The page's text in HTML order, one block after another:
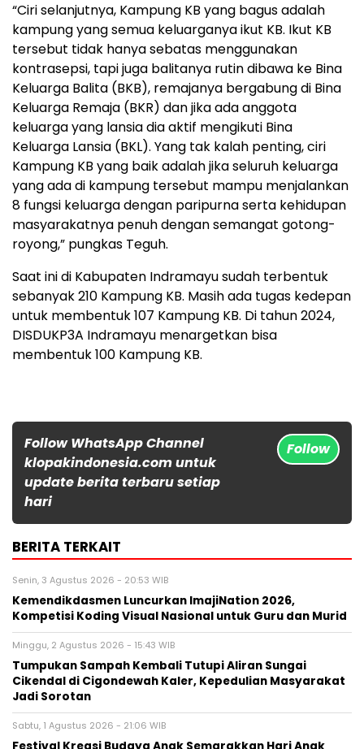
“Ciri selanjutnya, Kampung KB yang bagus adalah
kampung yang semua keluarganya ikut KB. Ikut KB
tersebut tidak hanya sebatas menggunakan
kontrasepsi, tapi juga balitanya rutin dibawa ke Bina
Keluarga Balita (BKB), remajanya bergabung di Bina
Keluarga Remaja (BKR) dan jika ada anggota
keluarga yang lansia dia aktif mengikuti Bina
Keluarga Lansia (BKL). Yang tak kalah penting, ciri
Kampung KB yang baik adalah jika seluruh keluarga
yang ada di kampung tersebut mampu menjalankan
8 fungsi keluarga dengan paripurna serta kehidupan
masyarakatnya penuh dengan semangat gotong-
royong,” pungkas Teguh.
Saat ini di Kabupaten Indramayu sudah terbentuk
sebanyak 210 Kampung KB. Masih ada tugas kedepan
untuk membentuk 107 Kampung KB. Di tahun 2024,
DISDUKP3A Indramayu menargetkan bisa
membentuk 100 Kampung KB.
Follow WhatsApp Channel
klopakindonesia.com untuk
update berita terbaru setiap
hari
Follow
BERITA TERKAIT
Senin, 3 Agustus 2026 - 20:53 WIB
Kemendikdasmen Luncurkan ImajiNation 2026,
Kompetisi Koding Visual Nasional untuk Guru dan Murid
Minggu, 2 Agustus 2026 - 15:43 WIB
Tumpukan Sampah Kembali Tutupi Aliran Sungai
Cikendal di Cigondewah Kaler, Kepedulian Masyarakat
Jadi Sorotan
Sabtu, 1 Agustus 2026 - 21:06 WIB